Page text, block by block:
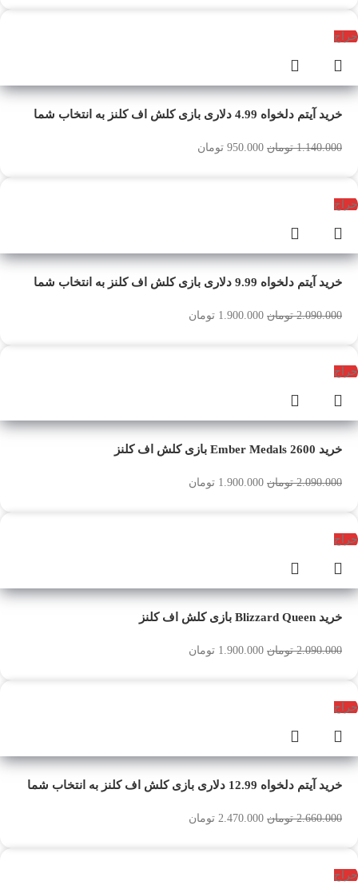
حراج
خرید آیتم دلخواه 4.99 دلاری بازی کلش اف کلنز به انتخاب شما
1.140.000 تومان 950.000 تومان
حراج
خرید آیتم دلخواه 9.99 دلاری بازی کلش اف کلنز به انتخاب شما
2.090.000 تومان 1.900.000 تومان
حراج
خرید 2600 Ember Medals بازی کلش اف کلنز
2.090.000 تومان 1.900.000 تومان
حراج
خرید Blizzard Queen بازی کلش اف کلنز
2.090.000 تومان 1.900.000 تومان
حراج
خرید آیتم دلخواه 12.99 دلاری بازی کلش اف کلنز به انتخاب شما
2.660.000 تومان 2.470.000 تومان
حراج